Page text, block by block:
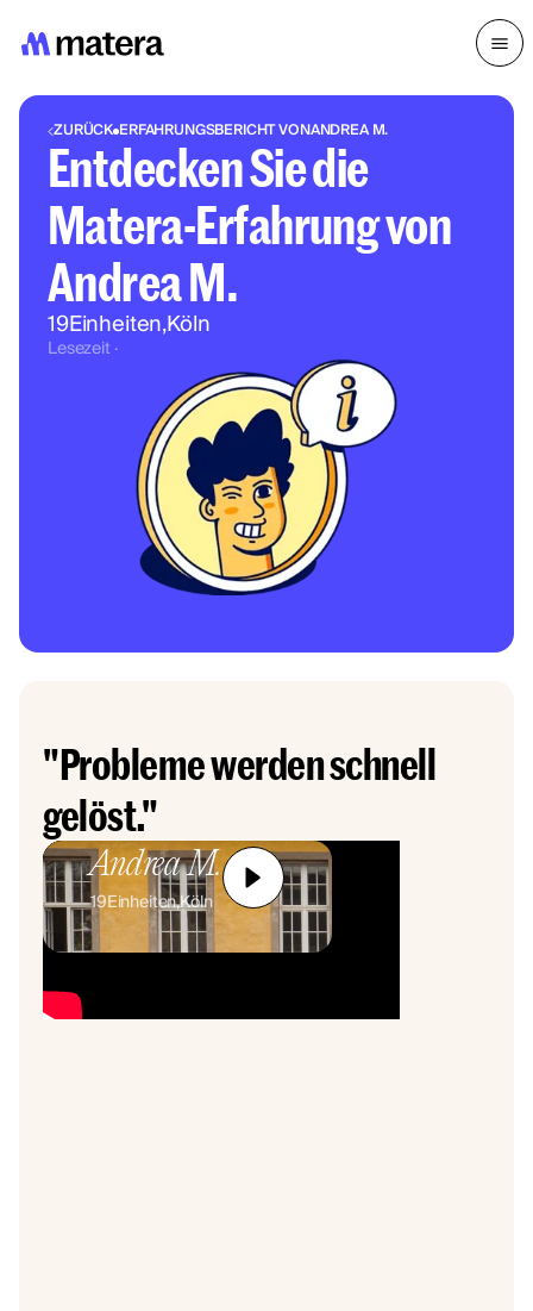
ZURÜCK ERFAHRUNGSBERICHT VONANDREA M.
Entdecken Sie die
Matera-Erfahrung von
Andrea M.
19Einheiten,Köln
Lesezeit ·
"Probleme werden schnell
gelöst."
Andrea M.
19Einheiten,Köln